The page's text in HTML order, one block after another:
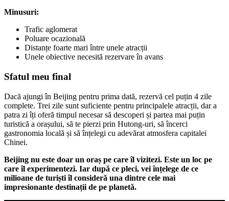
Minusuri:
Trafic aglomerat
Poluare ocazională
Distanțe foarte mari între unele atracții
Unele obiective necesită rezervare în avans
Sfatul meu final
Dacă ajungi în Beijing pentru prima dată, rezervă cel puțin 4 zile
complete. Trei zile sunt suficiente pentru principalele atracții, dar a
patra zi îți oferă timpul necesar să descoperi și partea mai puțin
turistică a orașului, să te pierzi prin Hutong-uri, să încerci
gastronomia locală și să înțelegi cu adevărat atmosfera capitalei
Chinei.
Beijing nu este doar un oraș pe care îl vizitezi. Este un loc pe
care îl experimentezi. Iar după ce pleci, vei înțelege de ce
milioane de turiști îl consideră una dintre cele mai
impresionante destinații de pe planetă.